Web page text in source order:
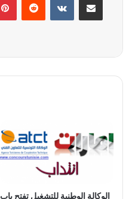
الوكالة الوطنية للتشغيل تفتح باب